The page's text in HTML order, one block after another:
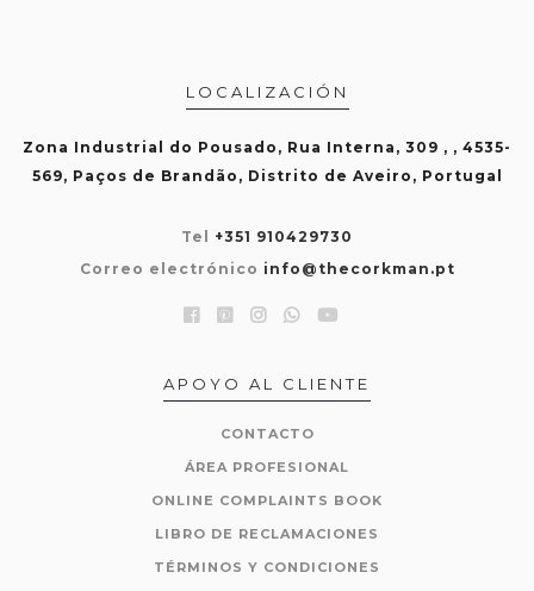
LOCALIZACIÓN
Zona Industrial do Pousado, Rua Interna, 309 , , 4535-
569, Paços de Brandão, Distrito de Aveiro, Portugal
Tel +351 910429730
Correo electrónico info@thecorkman.pt
APOYO AL CLIENTE
CONTACTO
ÁREA PROFESIONAL
ONLINE COMPLAINTS BOOK
LIBRO DE RECLAMACIONES
TÉRMINOS Y CONDICIONES